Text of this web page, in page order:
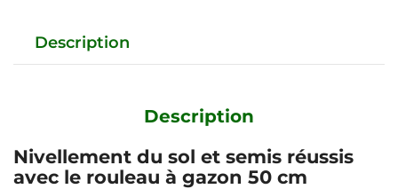
Description
Description
Nivellement du sol et semis réussis
avec le rouleau à gazon 50 cm